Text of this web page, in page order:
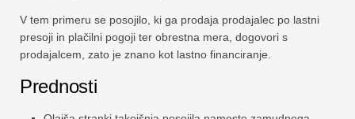
V tem primeru se posojilo, ki ga prodaja prodajalec po lastni
presoji in plačilni pogoji ter obrestna mera, dogovori s
prodajalcem, zato je znano kot lastno financiranje.
Prednosti